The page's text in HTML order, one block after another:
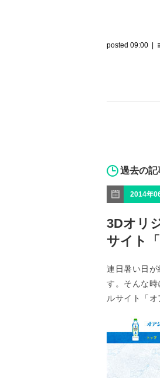
posted 09:00 |
過去の記
2014年
3Dオリ
サイト
連日暑い日が
す。そんな
ルサイト「